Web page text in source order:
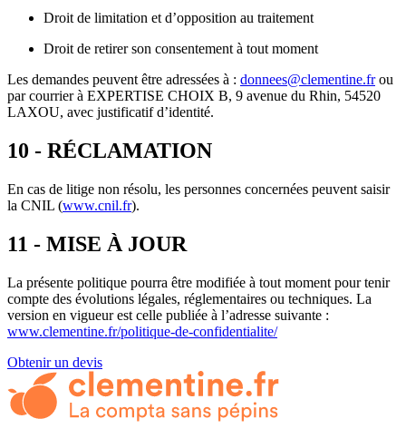
Droit de limitation et d’opposition au traitement
Droit de retirer son consentement à tout moment
Les demandes peuvent être adressées à : donnees@clementine.frou
par courrier à EXPERTISE CHOIX B, 9 avenue du Rhin, 54520
LAXOU, avec justificatif d’identité.
10 - RÉCLAMATION
En cas de litige non résolu, les personnes concernées peuvent saisir
la CNIL (www.cnil.fr).
11 - MISE À JOUR
La présente politique pourra être modifiée à tout moment pour tenir
compte des évolutions légales, réglementaires ou techniques. La
version en vigueur est celle publiée à l’adresse suivante :
www.clementine.fr/politique-de-confidentialite/
Obtenir un devis